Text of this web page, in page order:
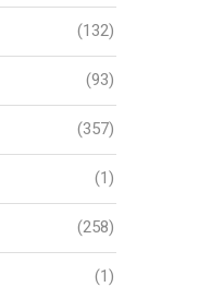
(132)
(93)
(357)
(1)
(258)
(1)